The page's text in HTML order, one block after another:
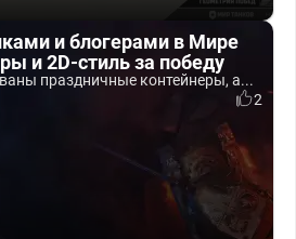
и блогерами в Мире
и 2D-стиль за победу
праздничные контейнеры, а...
2